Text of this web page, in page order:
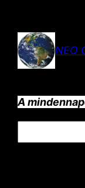
tartalomhozNEO
A